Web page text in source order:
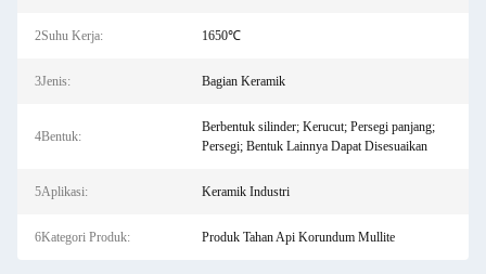
2Suhu Kerja: 1650℃
3Jenis: Bagian Keramik
4Bentuk:
Berbentuk silinder; Kerucut; Persegi panjang;
Persegi; Bentuk Lainnya Dapat Disesuaikan
5Aplikasi: Keramik Industri
6Kategori Produk: Produk Tahan Api Korundum Mullite